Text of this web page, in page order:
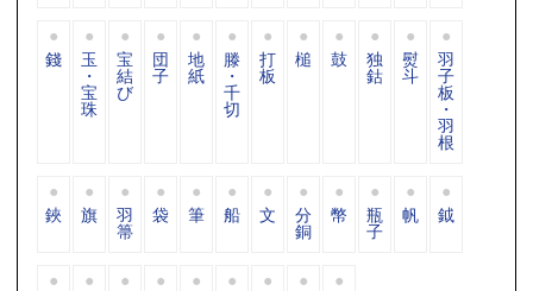
錢 玉
・
宝
珠
宝
結
び
団
子
地
紙
滕
・
千
切
打
板
槌 鼓 独
鈷
熨
斗
羽
子
板
・
羽
根
鋏 旗 羽
箒
袋 筆 船 文 分
銅
幣 瓶
子
帆 鉞